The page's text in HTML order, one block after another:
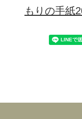
もりの手紙